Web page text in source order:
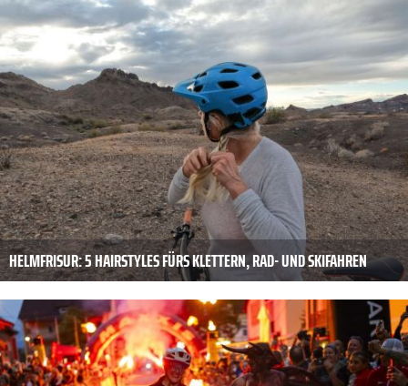
HELMFRISUR: 5 HAIRSTYLES FÜRS KLETTERN, RAD- UND SKIFAHREN